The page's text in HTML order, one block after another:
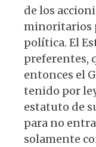
de los
minoritarios
política. El
preferentes,
entonces el
tenido por
estatuto de
para no
solamente